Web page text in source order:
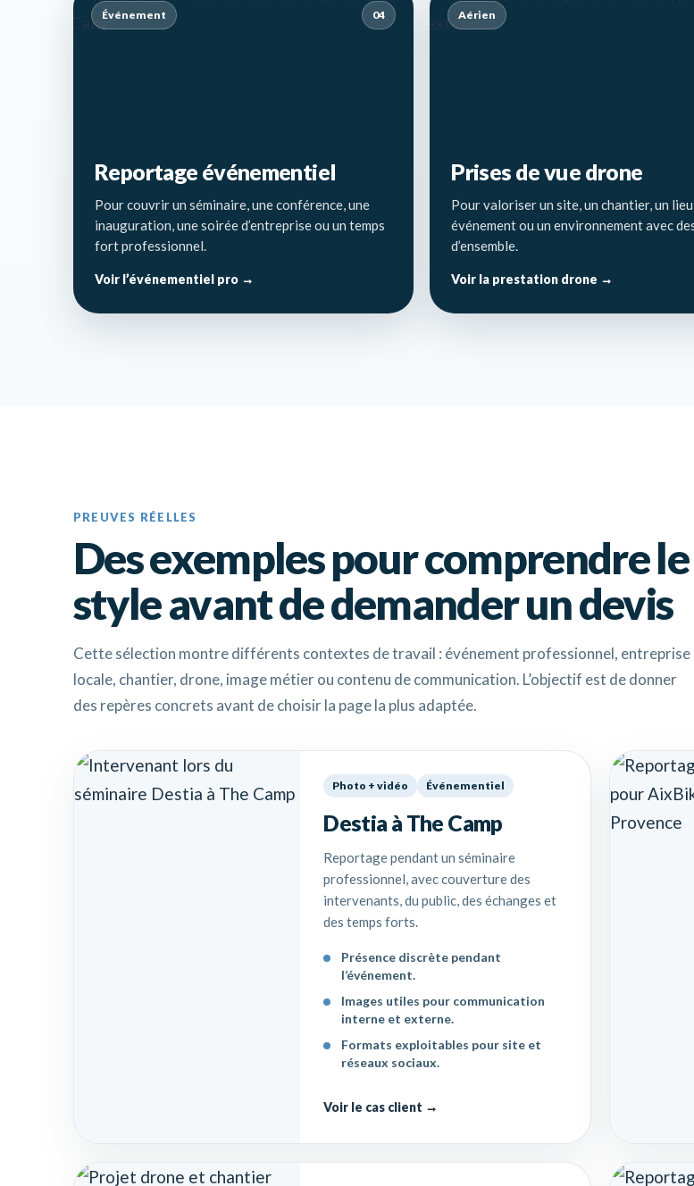
Événement 04
Reportage événementiel
Pour couvrir un séminaire, une conférence, une
inauguration, une soirée d’entreprise ou un temps
fort professionnel.
Voir l’événementiel pro →
Aérien
Prises de vue drone
Pour valoriser un site, un chantier, un
événement ou un environnement avec
d’ensemble.
Voir la prestation drone →
PREUVES RÉELLES
Des exemples pour comprendre le
style avant de demander un devis
Cette sélection montre différents contextes de travail : événement professionnel, entreprise
locale, chantier, drone, image métier ou contenu de communication. L’objectif est de donner
des repères concrets avant de choisir la page la plus adaptée.
Photo + vidéo Événementiel
Destia à The Camp
Reportage pendant un séminaire
professionnel, avec couverture des
intervenants, du public, des échanges et
des temps forts.
Présence discrète pendant
l’événement.
Images utiles pour communication
interne et externe.
Formats exploitables pour site et
réseaux sociaux.
Voir le cas client →